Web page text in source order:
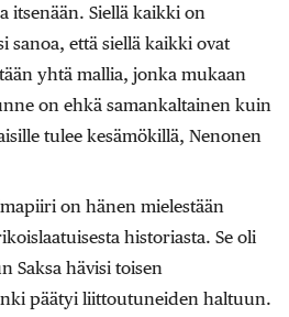
itsenään. Siellä kaikki on
sanoa, että siellä kaikki ovat
yhtä mallia, jonka mukaan
on ehkä samankaltainen kuin
tulee kesämökillä, Nenonen
on hänen mielestään
historiasta. Se oli
Saksa hävisi toisen
päätyi liittoutuneiden haltuun.